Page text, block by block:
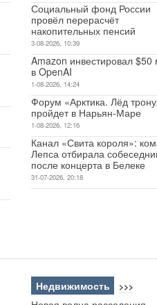
Социальный фонд России
провёл перерасчёт
накопительных пенсий
3-08-2026, 10:39
Amazon инвестировал $50
в OpenAI
1-08-2026, 14:24
Форум «Арктика. Лёд
пройдет в Нарьян-Маре
1-08-2026, 12:16
Канал «Свита короля»:
Лепса отбирала
после концерта в Белеке
31-07-2026, 20:18
Недвижимость >>>